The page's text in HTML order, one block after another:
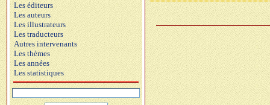
Les éditeurs
Les auteurs
Les illustrateurs
Les traducteurs
Autres intervenants
Les thèmes
Les années
Les statistiques